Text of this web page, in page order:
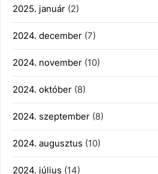
2025. január (2)
2024. december (7)
2024. november (10)
2024. október (8)
2024. szeptember (8)
2024. augusztus (10)
2024. július (14)